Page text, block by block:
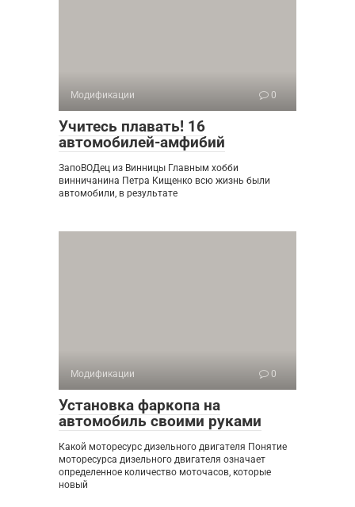
Модификации 0
Учитесь плавать! 16
автомобилей-амфибий
ЗапоВОДец из Винницы Главным хобби
винничанина Петра Кищенко всю жизнь были
автомобили, в результате
Модификации 0
Установка фаркопа на
автомобиль своими руками
Какой моторесурс дизельного двигателя Понятие
моторесурса дизельного двигателя означает
определенное количество моточасов, которые
новый